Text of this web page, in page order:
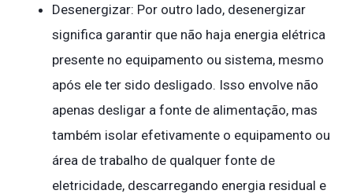
Desenergizar: Por outro lado, desenergizar
significa garantir que não haja energia elétrica
presente no equipamento ou sistema, mesmo
após ele ter sido desligado. Isso envolve não
apenas desligar a fonte de alimentação, mas
também isolar efetivamente o equipamento ou
área de trabalho de qualquer fonte de
eletricidade, descarregando energia residual e